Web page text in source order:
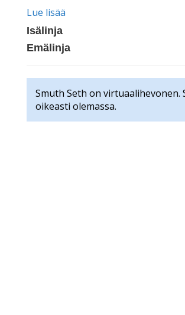
Lue lisää
Isälinja
Emälinja
Smuth Seth on virtuaalihevonen.
oikeasti olemassa.